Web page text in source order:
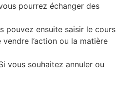
pourrez échanger des
pouvez ensuite saisir le cours
l’action ou la matière
vous souhaitez annuler ou